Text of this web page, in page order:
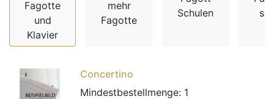
Fagotte
und
Klavier
mehr
Fagotte
Schulen
Concertino
Mindestbestellmenge: 1